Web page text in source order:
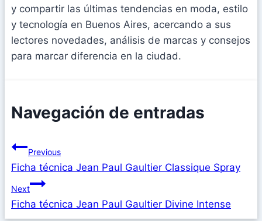
y compartir las últimas tendencias en moda, estilo
y tecnología en Buenos Aires, acercando a sus
lectores novedades, análisis de marcas y consejos
para marcar diferencia en la ciudad.
Navegación de entradas
Previous
Ficha técnica Jean Paul Gaultier Classique Spray
Next
Ficha técnica Jean Paul Gaultier Divine Intense